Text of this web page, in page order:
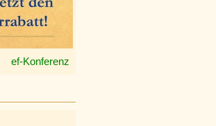
ef-Konferenz